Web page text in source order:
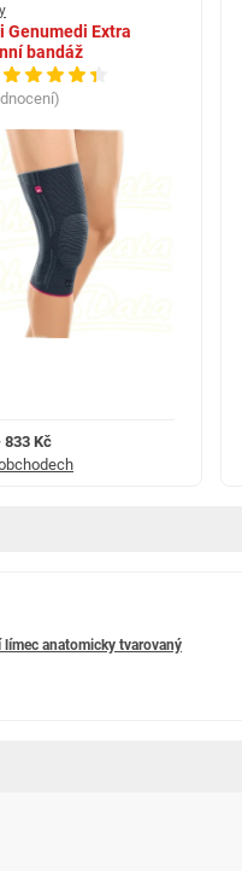
Genumedi Extra
bandáž
833 Kč
límec anatomicky tvarovaný